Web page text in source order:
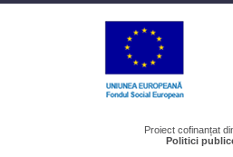
Proiect cofinanțat
Politici